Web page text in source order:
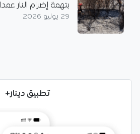
بتهمة إضرام النار عمدا
29 يوليو 2026
تطبيق دينار+